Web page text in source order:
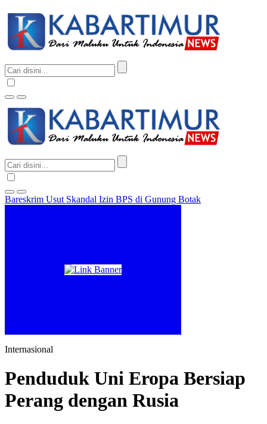
Bareskrim Usut Skandal Izin BPS di Gunung Botak
Internasional
Penduduk Uni Eropa Bersiap
Perang dengan Rusia